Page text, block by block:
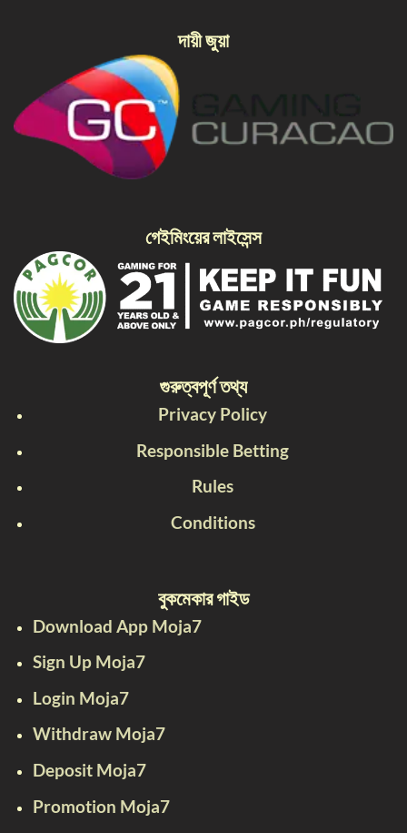
দায়ী জুয়া
গেইমিংয়ের লাইসেন্স
গুরুত্বপূর্ণ তথ্য
Privacy Policy
Responsible Betting
Rules
Conditions
বুকমেকার গাইড
Download App Moja7
Sign Up Moja7
Login Moja7
Withdraw Moja7
Deposit Moja7
Promotion Moja7